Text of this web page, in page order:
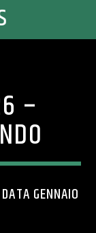
–
GENNAIO